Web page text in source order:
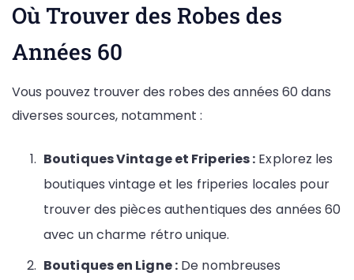
Où Trouver des Robes des
Années 60
Vous pouvez trouver des robes des années 60 dans
diverses sources, notamment :
Boutiques Vintage et Friperies : Explorez les
boutiques vintage et les friperies locales pour
trouver des pièces authentiques des années 60
avec un charme rétro unique.
Boutiques en Ligne : De nombreuses